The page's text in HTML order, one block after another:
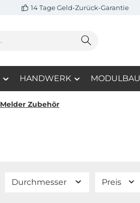
14 Tage Geld-Zurück-Garantie
HANDWERK MODULBAU
Melder Zubehör
Durchmesser Preis